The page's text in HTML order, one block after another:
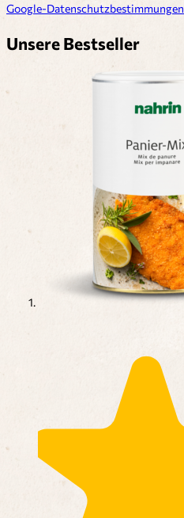
Google-Datenschutzbestimmungen
Unsere Bestseller